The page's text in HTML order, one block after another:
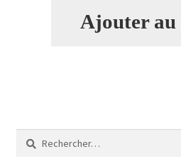
Ajouter au
Rechercher :